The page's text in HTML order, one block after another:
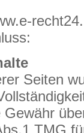
Seiten
TMG